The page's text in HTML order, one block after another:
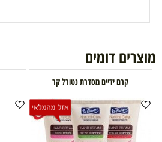
מוצרים דומים
קרם ידיים מסדרת נטורל קר